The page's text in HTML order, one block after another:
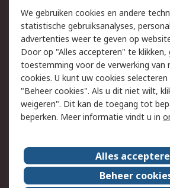
Track & Trace
Wettelijk
Cookiebeleid
Privacybeleid -
Bijgewerkt
Algemene
verkoopvoorwaarden
Over RS
RS Group
Over
We gebruiken cookies en andere
statistische gebruiksanalyses,
advertenties weer te geven op
Door op "Alles accepteren" te klikken,
toestemming voor de verwerking van
cookies. U kunt uw cookies
"Beheer cookies". Als u dit niet wilt,
weigeren". Dit kan de toegang tot
beperken. Meer informatie vindt u in
Alles
Beheer